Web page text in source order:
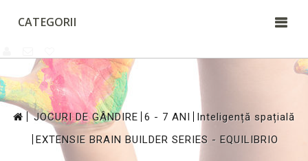
CATEGORII
>
JOCURI DE GÂNDIRE 6 - 7 ANI
Inteligență spațială
EXTENSIE BRAIN BUILDER SERIES - EQUILIBRIO